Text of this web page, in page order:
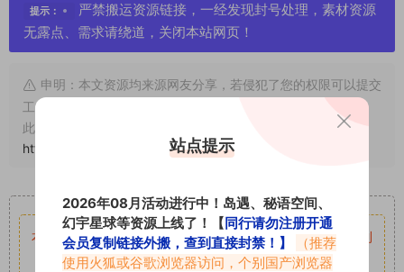
提示：
严禁搬运资源链接，一经发现封号处理，素材资源
无露点、需求请绕道，关闭本站网页！
申明：本文资源均来源网友分享，若侵犯了您的权限可以提交
工单处理。
此外本文章皆属于原创文章，转载请注明出处！原文链接：
https://www.vmiba.com/11821.html
重要声明
本站资源均来自网络分享，如有侵犯你的权益请私信留言
收到
留言后，我们会第一时间进行审核后删除。
站点提示
2026年08月活动进行中！岛遇、秘语空间、
幻宇星球等资源上线了！【同行请勿注册开通
会员复制链接外搬，查到直接封禁！】
（推荐
使用火狐或谷歌浏览器访问，个别国产浏览器